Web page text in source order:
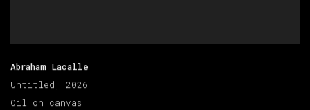
Abraham Lacalle
Untitled, 2026
Oil on canvas